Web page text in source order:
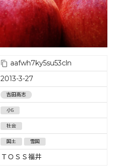
aafwh7ky5su53cln
2013-3-27
吉田高志
小5
社会
国土 雪国
ＴＯＳＳ福井